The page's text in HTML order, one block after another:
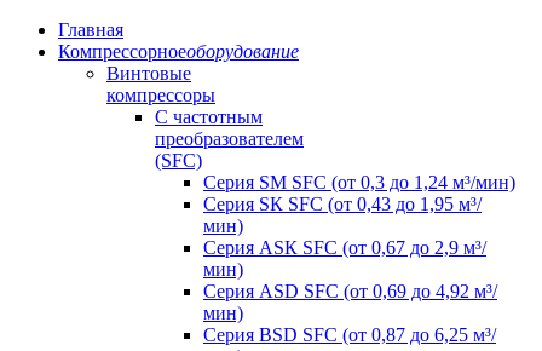
Главная
Компрессорноеоборудование
Винтовые
компрессоры
C частотным
преобразователем
(SFC)
Серия SM SFC (от 0,3 до 1,24 м³/мин)
Серия SК SFC (от 0,43 до 1,95 м³/
мин)
Серия АSК SFC (от 0,67 до 2,9 м³/
мин)
Серия АSD SFC (от 0,69 до 4,92 м³/
мин)
Серия ВSD SFC (от 0,87 до 6,25 м³/